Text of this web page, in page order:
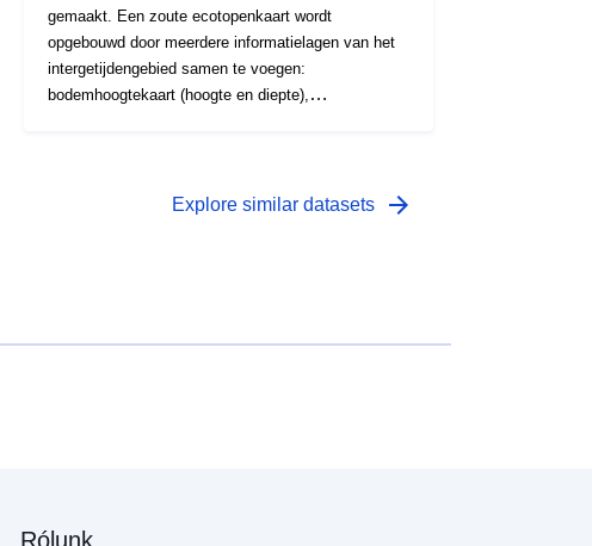
gemaakt. Een zoute ecotopenkaart wordt
opgebouwd door meerdere informatielagen van het
intergetijdengebied samen te voegen:
bodemhoogtekaart (hoogte en diepte),
wordt van het SCALWEST2000 model, een
Explore similar datasets arrow_forward
Rólunk